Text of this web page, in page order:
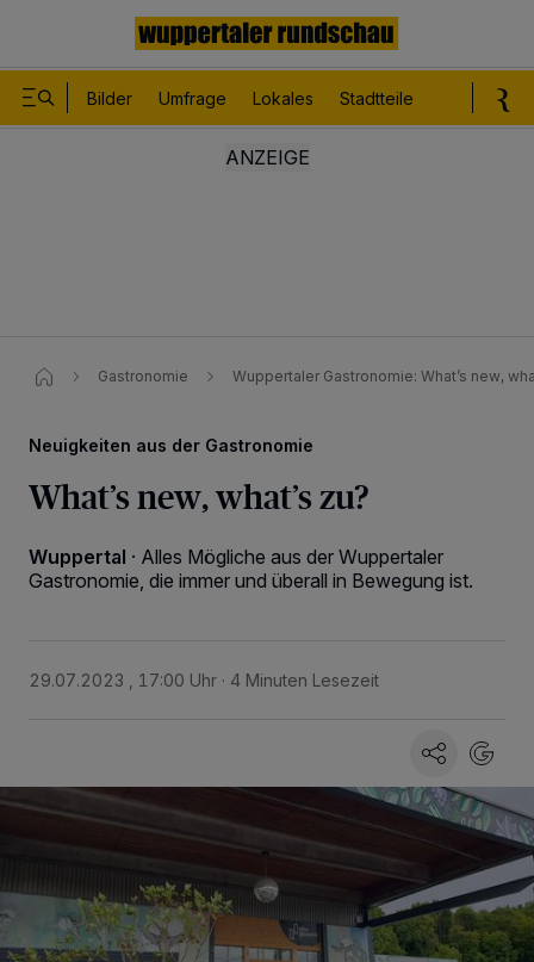
Bilder Umfrage Lokales Stadtteile
Gastronomie Wuppertaler Gastronomie​: What’s new,
Neuigkeiten aus der Gastronomie
What’s new, what’s zu?
Wuppertal · Alles Mögliche aus der Wuppertaler
Gastronomie, die immer und überall in Bewegung ist.
29.07.2023 , 17:00 Uhr 4 Minuten Lesezeit